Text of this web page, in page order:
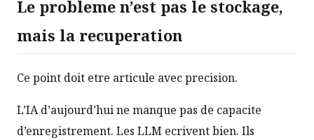
Le probleme n’est pas le stockage,
mais la recuperation
Ce point doit etre articule avec precision.
L’IA d’aujourd’hui ne manque pas de capacite
d’enregistrement. Les LLM ecrivent bien. Ils